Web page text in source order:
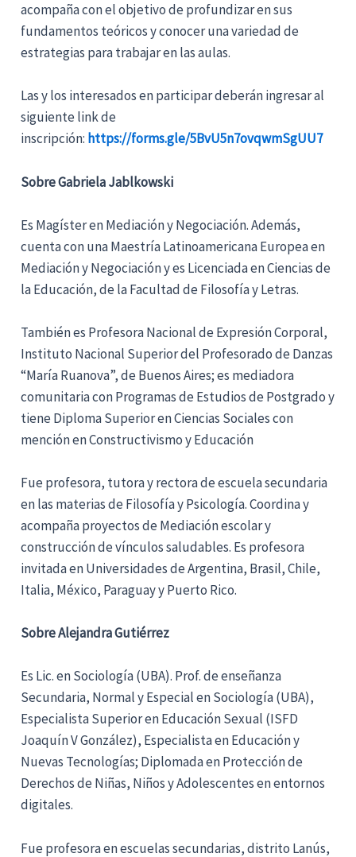
acompaña con el objetivo de profundizar en sus
fundamentos teóricos y conocer una variedad de
estrategias para trabajar en las aulas.
Las y los interesados en participar deberán ingresar al
siguiente link de
inscripción: https://forms.gle/5BvU5n7ovqwmSgUU7
SobreGabriela Jablkowski
Es Magíster en Mediación y Negociación. Además,
cuenta con una Maestría Latinoamericana Europea en
Mediación y Negociación y es Licenciada en Ciencias de
la Educación, de la Facultad de Filosofía y Letras.
También es Profesora Nacional de Expresión Corporal,
Instituto Nacional Superior del Profesorado de Danzas
“María Ruanova”, de Buenos Aires; es mediadora
comunitaria con Programas de Estudios de Postgrado y
tiene Diploma Superior en Ciencias Sociales con
mención en Constructivismo y Educación
Fue profesora, tutora y rectora de escuela secundaria
en las materias de Filosofía y Psicología. Coordina y
acompaña proyectos de Mediación escolar y
construcción de vínculos saludables. Es profesora
invitada en Universidades de Argentina, Brasil, Chile,
Italia, México, Paraguay y Puerto Rico.
Sobre Alejandra Gutiérrez
Es Lic. en Sociología (UBA). Prof. de enseñanza
Secundaria, Normal y Especial en Sociología (UBA),
Especialista Superior en Educación Sexual (ISFD
Joaquín V González), Especialista en Educación y
Nuevas Tecnologías; Diplomada en Protección de
Derechos de Niñas, Niños y Adolescentes en entornos
digitales.
Fue profesora en escuelas secundarias, distrito Lanús,